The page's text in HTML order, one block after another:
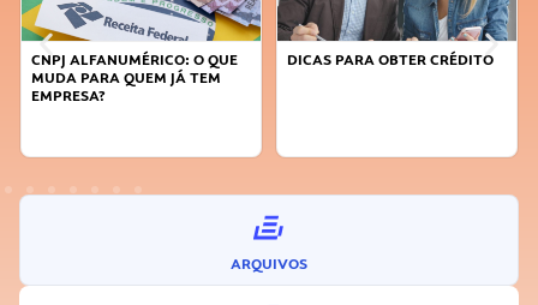
CNPJ ALFANUMÉRICO: O QUE
MUDA PARA QUEM JÁ TEM
EMPRESA?
DICAS PARA OBTER CRÉDITO
ARQUIVOS